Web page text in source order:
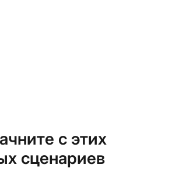
с этих
сценариев